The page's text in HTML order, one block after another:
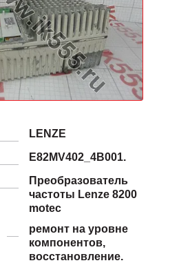
LENZE
E82MV402_4B001.
Преобразователь
частоты Lenze 8200
motec
ремонт на уровне
компонентов,
восстановление.